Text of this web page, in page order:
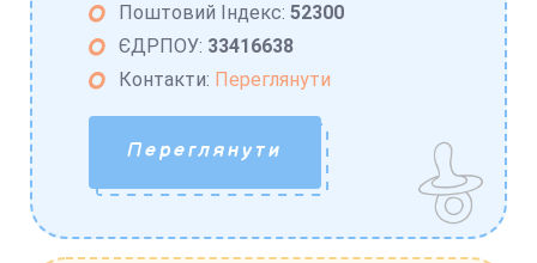
Поштовий Індекс:52300
ЄДРПОУ: 33416638
Контакти: Переглянути
Переглянути